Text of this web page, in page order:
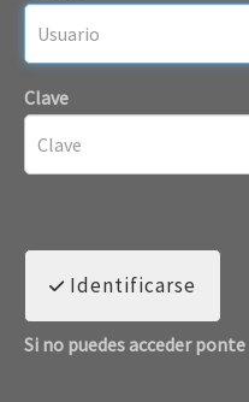
Clave
Identificarse
Si no puedes acceder